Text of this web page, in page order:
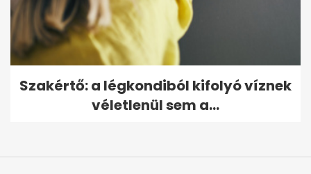
Szakértő: a légkondiból kifolyó víznek
véletlenül sem a...